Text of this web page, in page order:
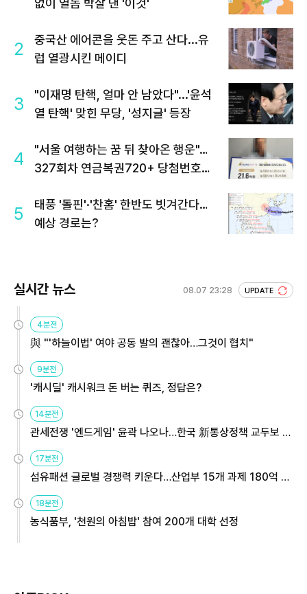
없이 열돔 박살 낸 '이것'
2
중국산 에어콘을 웃돈 주고 산다...유
럽 열광시킨 메이디
3
"이재명 탄핵, 얼마 안 남았다"...'윤석
열 탄핵' 맞힌 무당, '성지글' 등장
4
"서울 여행하는 꿈 뒤 찾아온 행운"…
327회차 연금복권720+ 당첨번호조
5
태풍 '돌핀'·'찬홈' 한반도 빗겨간다…
예상 경로는?
실시간 뉴스 08.07 23:28 UPDATE
4분전
與 "'하늘이법' 여야 공동 발의 괜찮아…그것이 협치"
9분전
'캐시딜' 캐시워크 돈 버는 퀴즈, 정답은?
14분전
관세전쟁 '엔드게임' 윤곽 나오나…한국 新통상정책 교두보 활
용해야
17분전
섬유패션 글로벌 경쟁력 키운다…산업부 15개 과제 180억 지
원
18분전
농식품부, '천원의 아침밥' 참여 200개 대학 선정